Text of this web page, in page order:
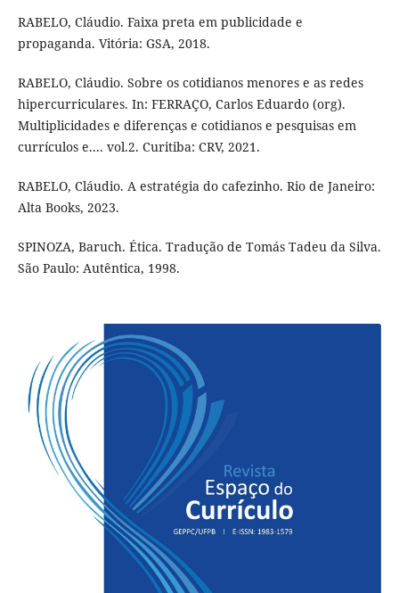
RABELO, Cláudio. Faixa preta em publicidade e
propaganda. Vitória: GSA, 2018.
RABELO, Cláudio. Sobre os cotidianos menores e as redes
hipercurriculares. In: FERRAÇO, Carlos Eduardo (org).
Multiplicidades e diferenças e cotidianos e pesquisas em
currículos e.... vol.2. Curitiba: CRV, 2021.
RABELO, Cláudio. A estratégia do cafezinho. Rio de Janeiro:
Alta Books, 2023.
SPINOZA, Baruch. Ética. Tradução de Tomás Tadeu da Silva.
São Paulo: Autêntica, 1998.